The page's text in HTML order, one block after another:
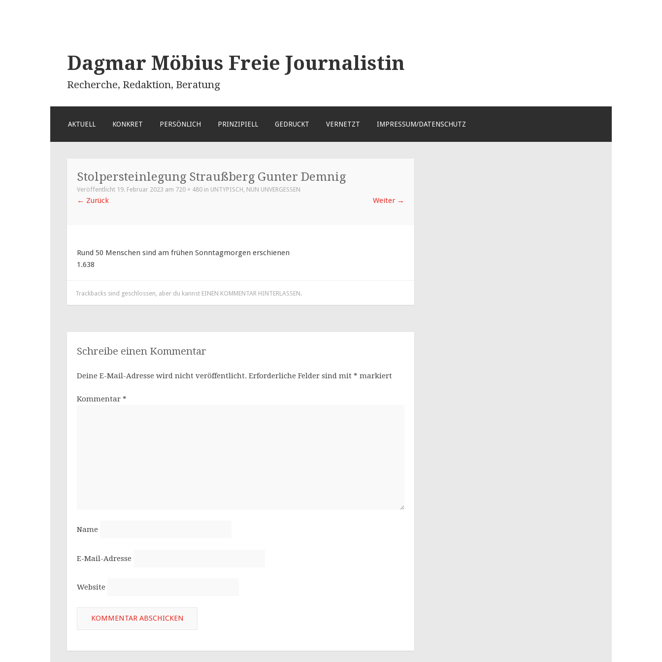
Dagmar Möbius Freie Journalistin
Recherche, Redaktion, Beratung
SPRINGEN
AKTUELL KONKRET PERSÖNLICH PRINZIPIELL GEDRUCKT VERNETZT IMPRESSUM/DATENSCHUTZ
Stolpersteinlegung Straußberg Gunter Demnig
Veröffentlicht 19. Februar 2023 am 720 × 480 in UNTYPISCH, NUN UNVERGESSEN
← Zurück Weiter →
Rund 50 Menschen sind am frühen Sonntagmorgen erschienen
1.638
Trackbacks sind geschlossen, aber du kannst EINEN KOMMENTAR HINTERLASSEN.
Schreibe einen Kommentar
Deine E-Mail-Adresse wird nicht veröffentlicht. Erforderliche Felder sind mit * markiert
Kommentar *
Name
E-Mail-Adresse
Website